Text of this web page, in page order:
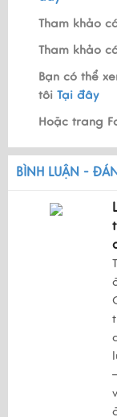
Tham khảo
Tham khảo
Bạn có thể
tôi Tại đây
Hoặc trang
BÌNH LUẬN -